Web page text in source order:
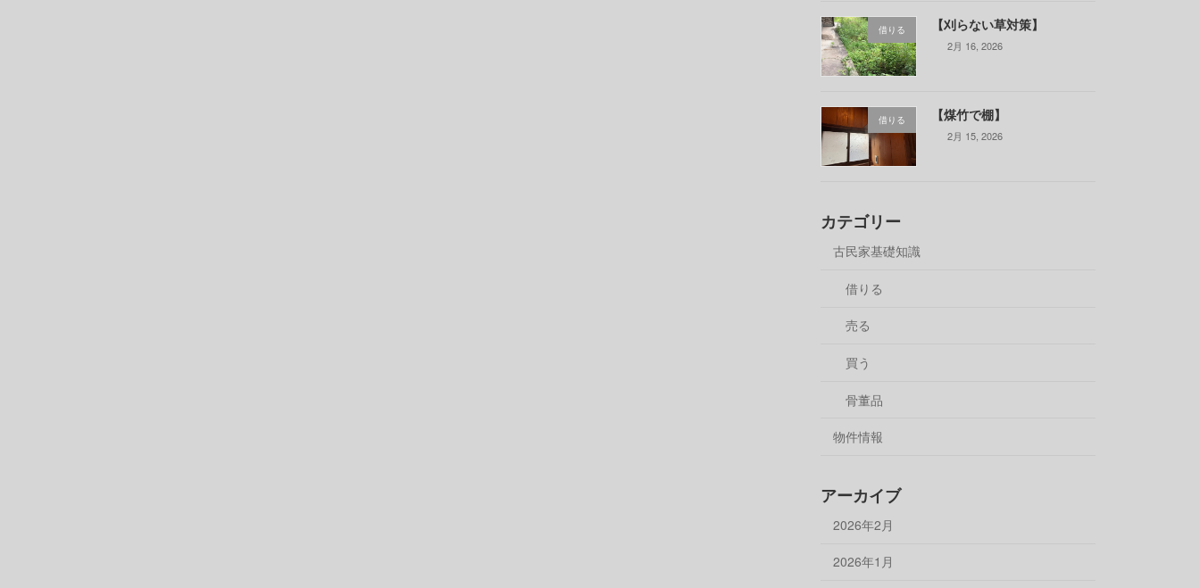
借りる 【刈らない草対策】
2月 16, 2026
借りる 【煤竹で棚】
2月 15, 2026
カテゴリー
古民家基礎知識
借りる
売る
買う
骨董品
物件情報
アーカイブ
2026年2月
2026年1月